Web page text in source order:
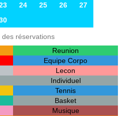
24 25 26
27
des réservations
Reunion
Equipe Corpo
Lecon
Individuel
Tennis
Basket
Musique